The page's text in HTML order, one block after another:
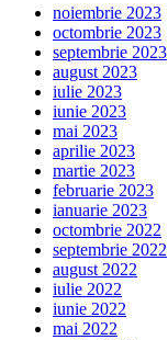
noiembrie 2023
octombrie 2023
septembrie 2023
august 2023
iulie 2023
iunie 2023
mai 2023
aprilie 2023
martie 2023
februarie 2023
ianuarie 2023
octombrie 2022
septembrie 2022
august 2022
iulie 2022
iunie 2022
mai 2022